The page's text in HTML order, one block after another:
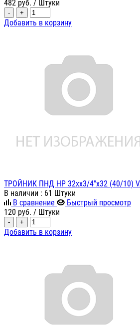
482 руб. / Штуки
- +
Добавить в корзину
ТРОЙНИК ПНД НР 32хх3/4"х32 (40/10)
В наличии : 61 Штуки
В сравнение
Быстрый просмотр
120 руб. / Штуки
- +
Добавить в корзину